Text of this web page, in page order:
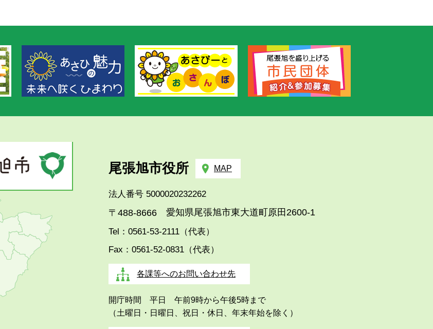
尾張旭市役所 MAP
法人番号 5000020232262
〒488-8666 愛知県尾張旭市東大道町原田2600-1
Tel：0561-53-2111（代表）
Fax：0561-52-0831（代表）
各課等へのお問い合わせ先
開庁時間 平日 午前9時から午後5時まで
（土曜日・日曜日、祝日・休日、年末年始を除く）